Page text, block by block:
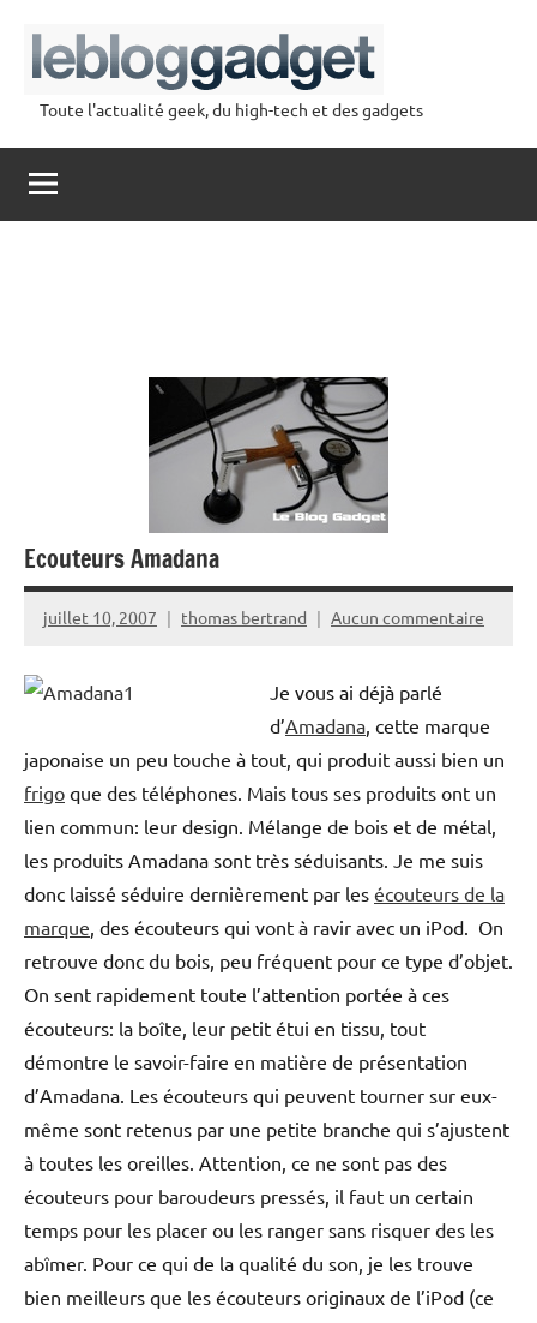
contenu
lebloggadget
Toute l'actualité geek, du high-tech et des gadgets
Ecouteurs Amadana
juillet 10, 2007 thomas bertrand Aucun commentaire
Je vous ai déjà parlé
d’Amadana , cette marque
japonaise un peu touche à tout, qui produit aussi bien un
frigo que des téléphones. Mais tous ses produits ont un
lien commun: leur design. Mélange de bois et de métal,
les produits Amadana sont très séduisants. Je me suis
donc laissé séduire dernièrement par les écouteurs de la
marque , des écouteurs qui vont à ravir avec un iPod. On
retrouve donc du bois, peu fréquent pour ce type d’objet.
On sent rapidement toute l’attention portée à ces
écouteurs: la boîte, leur petit étui en tissu, tout
démontre le savoir-faire en matière de présentation
d’Amadana. Les écouteurs qui peuvent tourner sur eux-
même sont retenus par une petite branche qui s’ajustent
à toutes les oreilles. Attention, ce ne sont pas des
écouteurs pour baroudeurs pressés, il faut un certain
temps pour les placer ou les ranger sans risquer des les
abîmer. Pour ce qui de la qualité du son, je les trouve
bien meilleurs que les écouteurs originaux de l’iPod (ce